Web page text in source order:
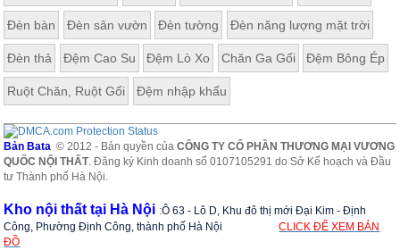
Đèn bàn Đèn sân vườn Đèn tường Đèn năng lượng mặt trời
Đèn thả Đệm Cao Su Đệm Lò Xo Chăn Ga Gối Đệm Bông Ép
Ruột Chăn, Ruột Gối Đệm nhập khẩu
Bản Bata © 2012 - Bản quyền củaCÔNG TY CỔ PHẦN THƯƠNG MẠI VƯƠNG
QUỐC NỘI THẤT. Đăng ký Kinh doanh số 0107105291 do Sở Kế hoạch và Đầu
tư Thành phố Hà Nội.
Kho nội thất tại Hà Nội :Ô 63 - Lô D, Khu đô thị mới Đại Kim - Định
Công, Phường Định Công, thành phố Hà Nội
CLICK ĐỂ XEM BẢN
ĐỒ